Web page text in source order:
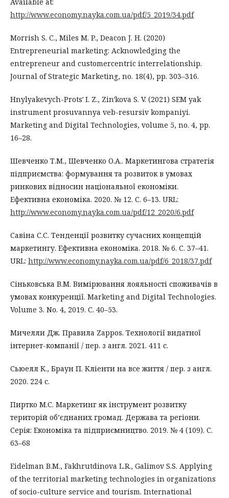
http://www.economy.nayka.com.ua/pdf/5_2019/34.pdf
Morrish S. C., Miles M. P., Deacon J. H. (2020)
Entrepreneurial marketing: Acknowledging the
entrepreneur and customercentric interrelationship.
Journal of Strategic Marketing, no. 18(4), pp. 303–316.
Hnylyakevych-Protsʹ I. Z., Zinʹkova S. V. (2021) SEM yak
instrument prosuvannya veb-resursiv kompaniyi.
Marketing and Digital Technologies, volume 5, no. 4, pp.
16–28.
Шевченко Т.М., Шевченко О.А.. Маркетингова стратегія
підприємства: формування та розвиток в умовах
ринкових відносин національної економіки.
Ефективна економіка. 2020. № 12. С. 6–13. URL:
http://www.economy.nayka.com.ua/pdf/12_2020/6.pdf
Савіна С.С. Тенденції розвитку сучасних концепцій
маркетингу. Ефективна економіка. 2018. № 6. С. 37–41.
URL: http://www.economy.nayka.com.ua/pdf/6_2018/37.pdf
Сіньковська В.М. Вимірювання лояльності споживачів в
умовах конкуренції. Marketing and Digital Technologies.
Volume 3. No. 4, 2019. С. 40–53.
Мичелли Дж. Правила Zappos. Технології видатної
інтернет-компанії / пер. з англ. 2021. 411 с.
Сьюелл К., Браун П. Кліенти на все життя / пер. з англ.
2020. 224 с.
Пиртко М.С. Маркетинг як інструмент розвитку
територій об’єднаних громад. Держава та регіони.
Серія: Економіка та підприємництво. 2019. № 4 (109). С.
63–68
Eidelman B.M., Fakhrutdinova L.R., Galimov S.S. Applying
of the territorial marketing technologies in organizations
of socio-culture service and tourism. International